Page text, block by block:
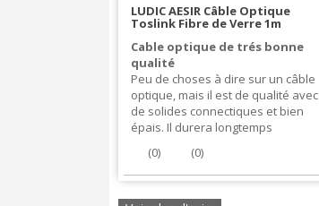
LUDIC AESIR Câble Optique
Toslink Fibre de Verre 1m
Cable optique de trés bonne
qualité
Peu de choses à dire sur un câble
optique, mais il est de qualité avec
de solides connectiques et bien
épais. Il durera longtemps
(0) (0)